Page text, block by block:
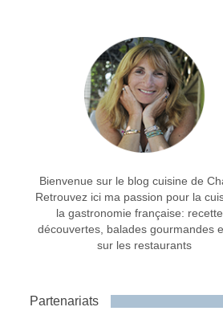
Bienvenue sur le blog cuisine de
Retrouvez ici ma passion pour la
la gastronomie française:
découvertes, balades gourmandes
sur les restaurants
Partenariats